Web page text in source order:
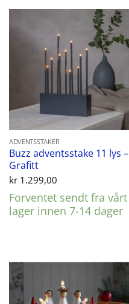
ADVENTSSTAKER
Buzz adventsstake 11 lys –
Grafitt
kr1.299,00
Forventet sendt fra vårt
lager innen 7-14 dager